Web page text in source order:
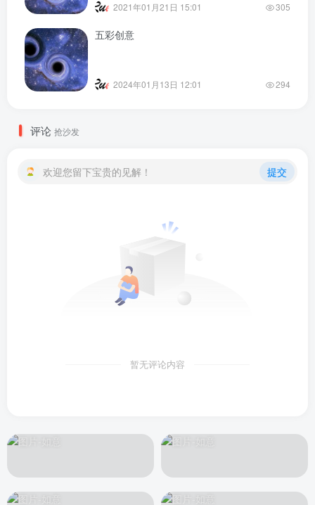
2021年01月21日 15:01 305
五彩创意
2024年01月13日 12:01 294
评论 抢沙发
欢迎您留下宝贵的见解！ 提交
暂无评论内容